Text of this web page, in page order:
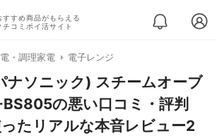
すすめ商品がもらえる
チコミポイ活サイト
・調理家電 電子レンジ
ナソニック) スチームオーブ
の悪い口コミ・評判
たリアルな本音レビュー2